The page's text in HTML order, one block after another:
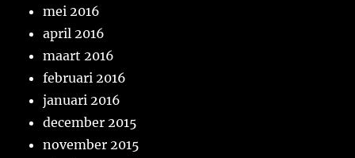
mei 2016
april 2016
maart 2016
februari 2016
januari 2016
december 2015
november 2015